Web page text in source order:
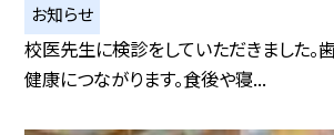
お知らせ
校医先生に検診をしていただきました。
健康につながります。食後や寝...